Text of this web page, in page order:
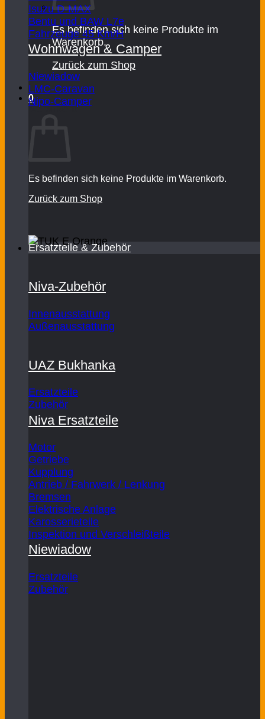
Es befinden sich keine Produkte im
Warenkorb.
Zurück zum Shop
0
Warenkorb
Es befinden sich keine Produkte im Warenkorb.
Zurück zum Shop
Isuzu D-MAX
Bentu und BAW L7e
Fahrzeuge 45 Km/H
Wohnwagen & Camper
Niewiadow
LMC-Caravan
Nipo-Camper
Ersatzteile & Zubehör
Niva-Zubehör
Innenausstattung
Außenausstattung
UAZ Bukhanka
Ersatzteile
Zubehör
Niva Ersatzteile
Motor
Getriebe
Kupplung
Antrieb / Fahrwerk / Lenkung
Bremsen
Elektrische Anlage
Karosserieteile
Inspektion und Verschleißteile
Niewiadow
Ersatzteile
Zubehör